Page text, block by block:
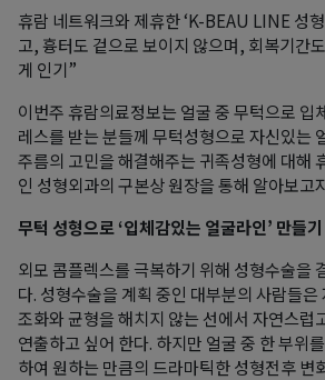
휴람 네트워크와 제휴한 ‘K-BEAU LINE 성
고, 흉터도 겉으로 보이지 않으며, 회복기간
게 인기”
이번주 휴람의료정보는 얼굴 중 무턱으로 입
레스를 받는 분들께 무턱성형으로 자신있는
주름의 고민을 해결해주는 귀족성형에 대해
인 성형외과의 구본상 원장을 통해 알아보고
무턱 성형으로 ‘입체감있는 얼굴라인’ 만들기
외모 콤플렉스를 극복하기 위해 성형수술을
다. 성형수술을 계획 중인 대부분의 사람들은
조화와 균형을 해치지 않는 선에서 자연스럽
연출하고 싶어 한다. 하지만 얼굴 중 한 부위
하여 원하는 만큼의 드라마틱한 성형전후 변